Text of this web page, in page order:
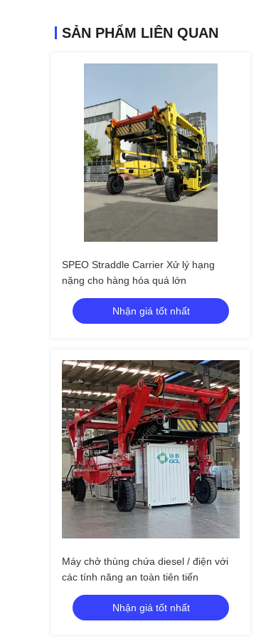
SẢN PHẨM LIÊN QUAN
SPEO Straddle Carrier Xử lý hạng
nặng cho hàng hóa quá lớn
Nhận giá tốt nhất
Máy chở thùng chứa diesel / điện với
các tính năng an toàn tiên tiến
Nhận giá tốt nhất